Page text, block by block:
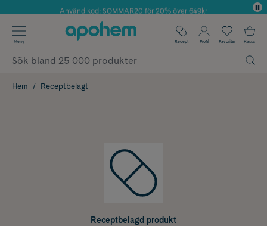
Årets Butik 2025 inom Skönhet
Använd kod: SOMMAR20 för 20% över 649kr
✓ Fri frakt
✓ Poäng på alla köp*
Meny Recept Profil Favoriter Kassa
Hem Receptbelagt
Receptbelagd produkt